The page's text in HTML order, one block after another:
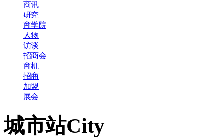
商讯
研究
商学院
人物
访谈
招商会
商机
招商
加盟
展会
城市站City